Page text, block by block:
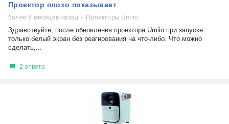
Проектор плохо показывает
более 6 месяцев назад Проекторы Umiio
Здравствуйте, после обновления проектора Umiio при запуске
только белый экран без реагирования на что-либо. Что можно
сделать,...
2 ответа